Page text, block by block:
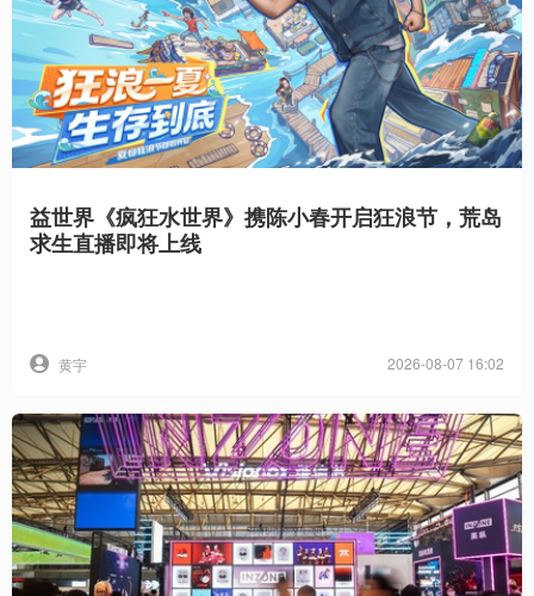
益世界《疯狂水世界》携陈小春开启狂浪节，荒岛
求生直播即将上线
黄宇 2026-08-07 16:02